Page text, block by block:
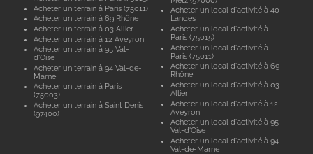
Acheter un terrain à Paris (75011)
Acheter un terrain à 69 Rhône
Acheter un terrain à 03 Allier
Acheter un terrain à 12 Aveyron
Acheter un terrain à 95 Val-
d'Oise
Acheter un terrain à 94 Val-de-
Marne
Acheter un terrain à Paris
(75003)
Acheter un terrain à Saint Denis
(97400)
Acheter un local d'activité à 40
Landes
Acheter un local d'activité à
Paris (75015)
Acheter un local d'activité à
Paris (75011)
Acheter un local d'activité à 69
Rhône
Acheter un local d'activité à 03
Allier
Acheter un local d'activité à 12
Aveyron
Acheter un local d'activité à 95
Val-d'Oise
Acheter un local d'activité à 94
Val-de-Marne